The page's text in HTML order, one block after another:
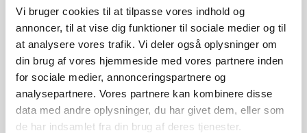
Vi bruger cookies til at tilpasse vores indhold og
annoncer, til at vise dig funktioner til sociale medier og til
at analysere vores trafik. Vi deler også oplysninger om
din brug af vores hjemmeside med vores partnere inden
for sociale medier, annonceringspartnere og
analysepartnere. Vores partnere kan kombinere disse
data med andre oplysninger, du har givet dem, eller som
de har indsamlet fra din brug af deres tjenester.
minutter.
Giv løgene et opkog i vand og pil dem. Brun dem i
smør i en gryde. Drys sukker på, og lad det
karamellisere. Hæld vineddike og soya i gryden, og
lad det koge ned til det halve. Tilsæt hjertestrimler
med suppe, og kog i 5 minutter. Rør saucejævningen